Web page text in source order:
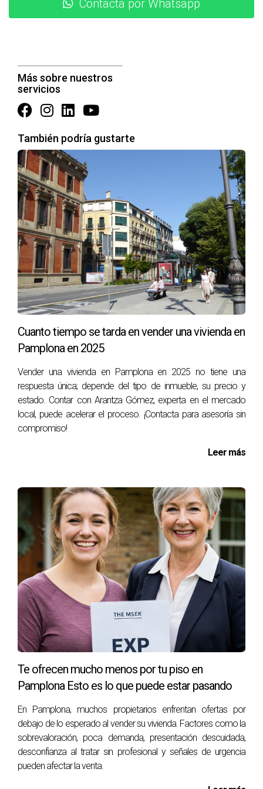
afectar profundamente la salud mental y emocional
de los propietarios. La angustia constante por la
seguridad de su propiedad puede llevar a problemas
presión social y las expectativas familiares también
pueden intensificar este malestar. > "Es común que
los propietarios sientan que deben actuar
rápidamente para evitar un escenario peor." Esto
puede resultar en decisiones impulsivas, como
vender la vivienda antes de verse atrapados en una
situación irreversible. La desesperación por evitar
conflictos legales puede nublar el juicio y llevar a
renunciar a una inversión valiosa.
CONCLUSIÓN
El miedo constante a los okupas es una realidad para
muchos propietarios en Pamplona, y es
completamente válido sentir angustia ante esta
situación. La incertidumbre sobre el futuro de una
vivienda vacía puede ser devastadora y conducir a
decisiones apresuradas que pueden no ser las
mejores a largo plazo. Es esencial abordar estos
temores con empatía y comprensión, reconociendo
situación y deseas hablar sobre tus preocupaciones
o explorar tus opciones con un profesional confiable,
no dudes en contactar conmigo, Arantza Gómez.
Estoy aquí para ofrecerte asesoramiento
personalizado y ayudarte a tomar decisiones
informadas sobre tu propiedad.
PREGUNTAS FRECUENTES
¿Qué debo hacer si me preocupa que
okupas entren en mi vivienda vacía?
Es natural sentirse preocupado. Lo primero es
informarte sobre tus derechos como propietario y
considerar medidas preventivas adecuadas.
¿Cuánto tiempo puede durar un proceso
legal para recuperar mi propiedad?
Los tiempos pueden variar significativamente
dependiendo del caso específico, pero pueden ir
Contacta por Whatsapp
Más sobre nuestros
servicios
También podría gustarte
Cuanto tiempo se tarda en vender una vivienda en
Pamplona en 2025
Vender una vivienda en Pamplona en 2025 no tiene una
respuesta única; depende del tipo de inmueble, su precio y
estado. Contar con Arantza Gómez, experta en el mercado
local, puede acelerar el proceso. ¡Contacta para asesoría sin
compromiso!
Leer más
Te ofrecen mucho menos por tu piso en
Pamplona Esto es lo que puede estar pasando
En Pamplona, muchos propietarios enfrentan ofertas por
debajo de lo esperado al vender su vivienda. Factores como la
sobrevaloración, poca demanda, presentación descuidada,
desconfianza al tratar sin profesional y señales de urgencia
pueden afectar la venta.